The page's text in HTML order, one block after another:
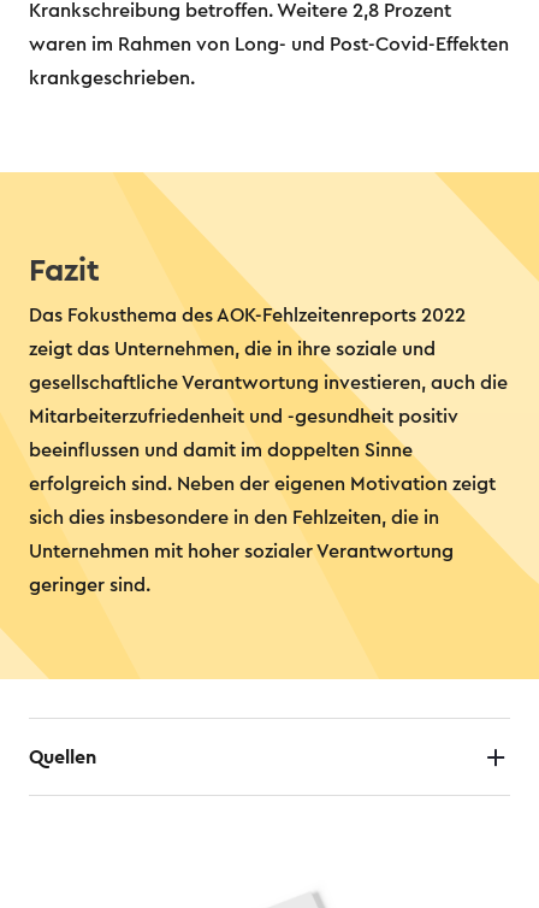
Krankschreibung betroffen. Weitere 2,8 Prozent
waren im Rahmen von Long- und Post-Covid-Effekten
krankgeschrieben.
Fazit
Das Fokusthema des AOK-Fehlzeitenreports 2022
zeigt das Unternehmen, die in ihre soziale und
gesellschaftliche Verantwortung investieren, auch die
Mitarbeiterzufriedenheit und -gesundheit positiv
beeinflussen und damit im doppelten Sinne
erfolgreich sind. Neben der eigenen Motivation zeigt
sich dies insbesondere in den Fehlzeiten, die in
Unternehmen mit hoher sozialer Verantwortung
geringer sind.
Quellen